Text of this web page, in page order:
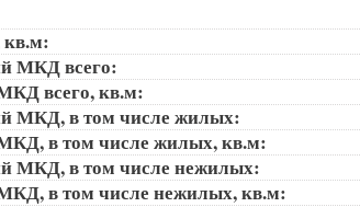
МКД всего:
всего, кв.м:
МКД, в том числе жилых:
в том числе жилых, кв.м:
МКД, в том числе нежилых:
в том числе нежилых, кв.м: